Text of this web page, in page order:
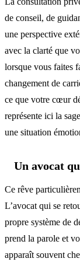
de conseil, de
une perspective
avec la clarté que
lorsque vous faites
changement de
ce que votre cœur
représente ici la
une situation
Un avocat
Ce rêve
L’avocat qui se
propre système de
prend la parole et
apparaît souvent